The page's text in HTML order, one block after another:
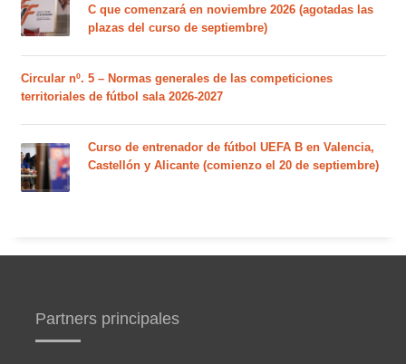
C que comenzará en noviembre 2026 (agotadas las
plazas del curso de septiembre)
Circular nº. 5 – Normas generales de las competiciones
territoriales de fútbol sala 2026-2027
Curso de entrenador de fútbol UEFA B en Valencia,
Castellón y Alicante (comienzo el 20 de septiembre)
Partners principales